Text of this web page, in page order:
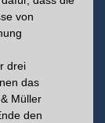
von
drei
das
Müller
den